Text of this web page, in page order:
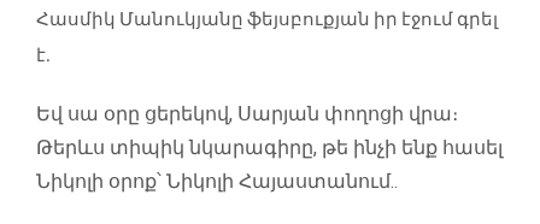
Հասմիկ Մանուկյանը ֆեյսբուքյան իր էջում գրել
է.
Եվ սա օրը ցերեկով, Սարյան փողոցի վրա։
Թերևս տիպիկ նկարագիրը, թե ինչի ենք հասել
Նիկոլի օրոք՝ Նիկոլի Հայաստանում..